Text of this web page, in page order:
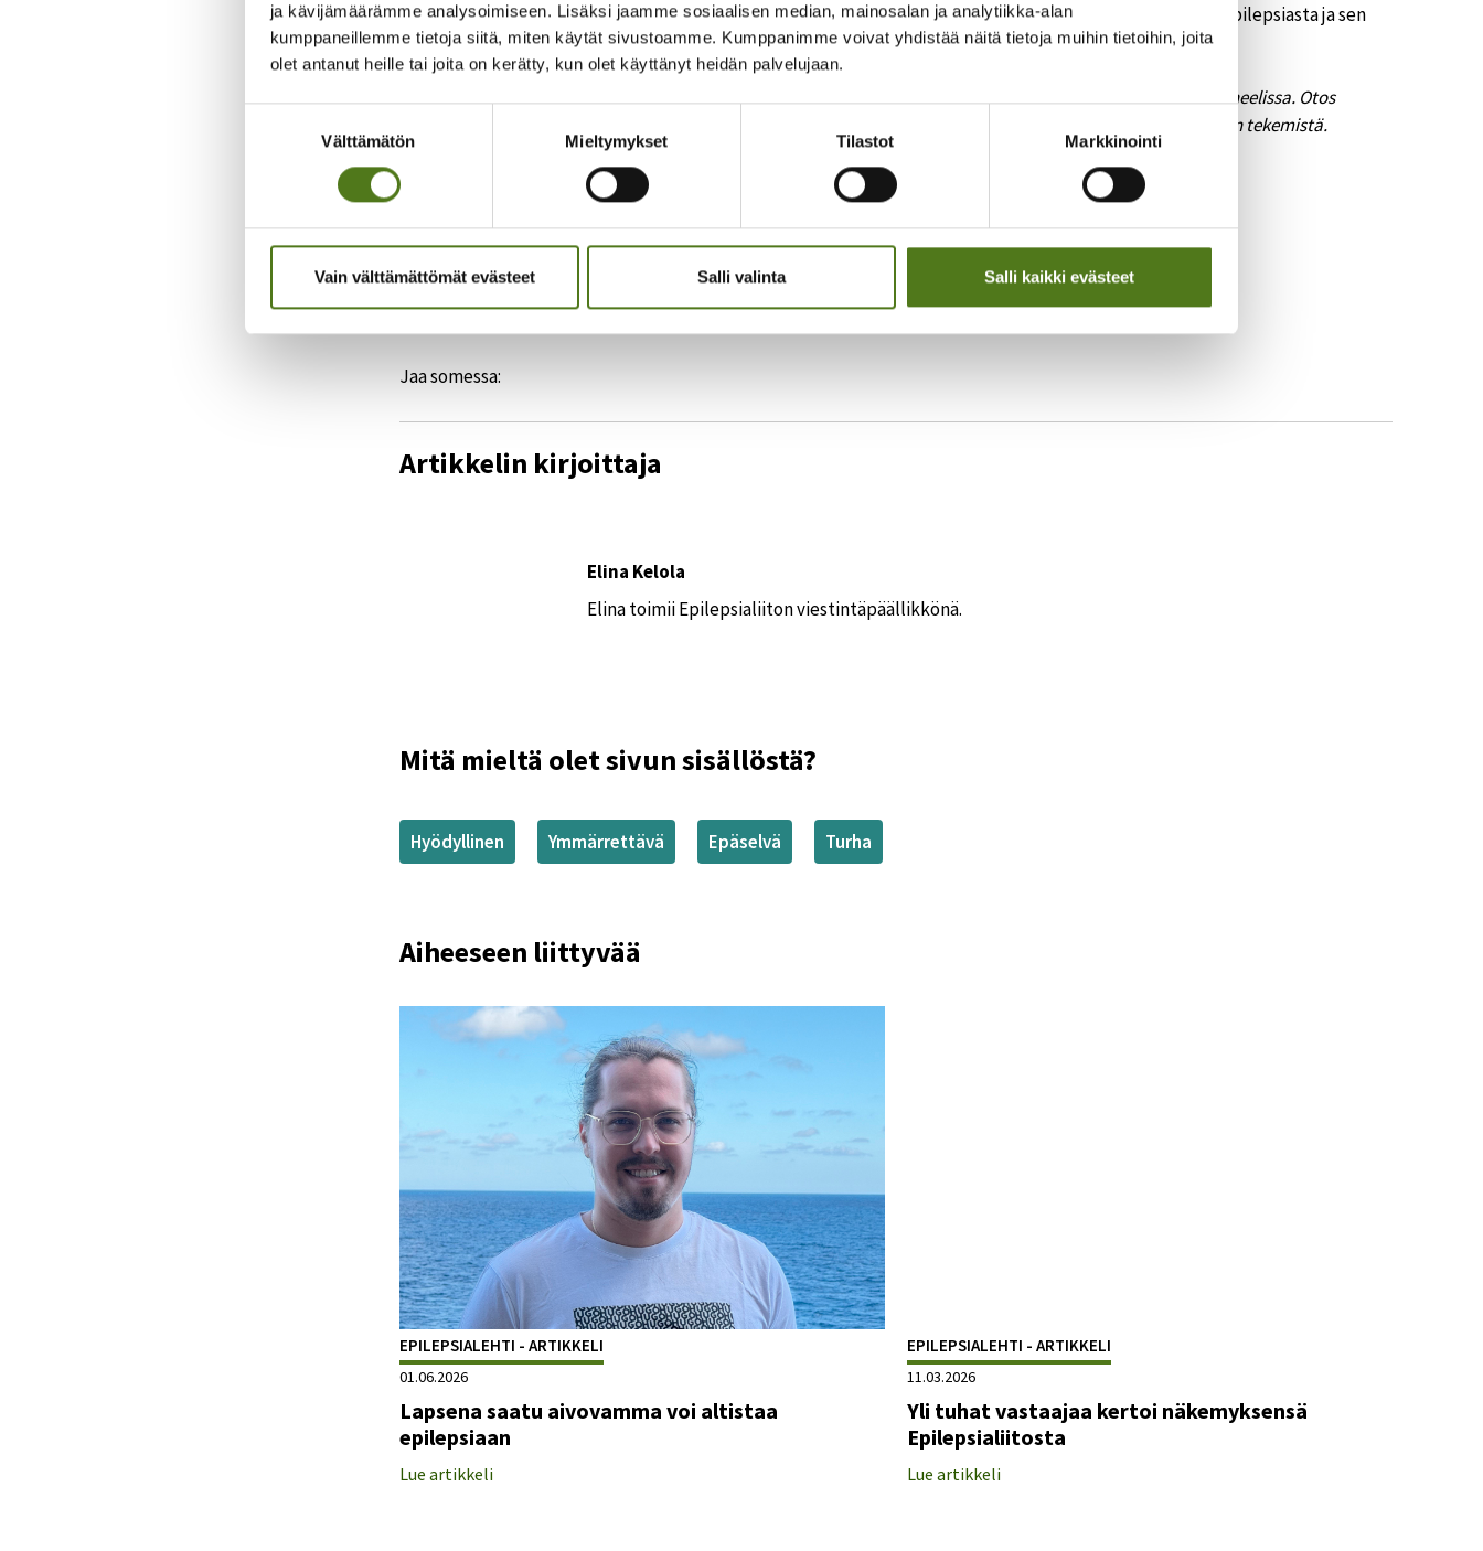
ja kävijämäärämme analysoimiseen. Lisäksi jaamme sosiaalisen median, mainosalan ja analytiikka-alan
kumppaneillemme tietoja siitä, miten käytät sivustoamme. Kumppanimme voivat yhdistää näitä tietoja muihin tietoihin, joita
olet antanut heille tai joita on kerätty, kun olet käyttänyt heidän palvelujaan.
Välttämätön Mieltymykset Tilastot Markkinointi
Vain välttämättömät evästeet Salli valinta Salli kaikki evästeet
Epilepsiatiedon ja Epilepsialiiton tunnettuuden lisäämiselle on edelleen tarvetta. Kun ihmiset tietävät epilepsiasta ja sen
monimuotoisuudesta, ensiavusta ja tarjolla olevasta tuesta, epävarmuus ja pelko vähenevät.
Epilepsialiitto teki 1000 suomalaista -kyselyn lokakuussa 2025 Iro Researchin valtakunnallisessa kuluttajapaneelissa. Otos
painotettiin vastaamaan suomalaista väestöä valtakunnallisesti. UCB Pharma Oy Finland on tukenut kyselyn tekemistä.
Kuvat:iStock.com/MicroStockHub
Tutkimus
Jaa somessa:
Artikkelin kirjoittaja
Elina Kelola
Elina toimii Epilepsialiiton viestintäpäällikkönä.
Mitä mieltä olet sivun sisällöstä?
Hyödyllinen Ymmärrettävä Epäselvä Turha
Aiheeseen liittyvää
EPILEPSIALEHTI - ARTIKKELI
01.06.2026
Lapsena saatu aivovamma voi altistaa
epilepsiaan
Lue artikkeli
EPILEPSIALEHTI - ARTIKKELI
11.03.2026
Yli tuhat vastaajaa kertoi näkemyksensä
Epilepsialiitosta
Lue artikkeli